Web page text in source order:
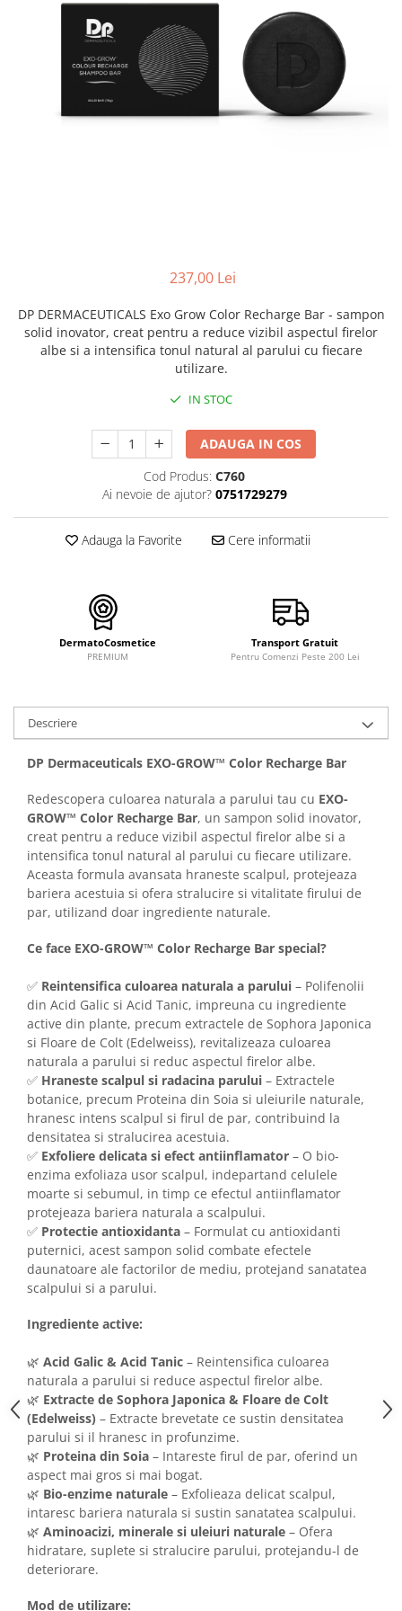
Fond de ten
Iluminare si Contur
INSTITUT ESTHEDERM
TEOXANE
Sensitive
Tricology
SKINBETTER
CLINICCARE
DERMIA SOLUTION
Pure Balance
Colagen & Frumusete
Echilibru & Somn
Imunitate & Vitalitate
Longevitate & Regenerare
Superalimente & Detox
STRATPHARMA
ZO SKIN HEALTH
ANTI-AGING
CURATARE - EXFOLIERE
HIDRATARE
ILUMINARE
INGRIJIREA OCHILOR
INGRIJIREA PIELII CORPULUI
PROTECTIE SOLARA
SETURI / KITURI
Rozacee/ Cuperoza
237,00 Lei
DP DERMACEUTICALS Exo Grow Color Recharge Bar - sampon
solid inovator, creat pentru a reduce vizibil aspectul firelor
albe si a intensifica tonul natural al parului cu fiecare
utilizare.
IN STOC
ADAUGA IN COS
Cod Produs: C760
Ai nevoie de ajutor? 0751729279
Adauga la Favorite Cere informatii
DermatoCosmetice
PREMIUM
Transport Gratuit
Pentru Comenzi Peste 200 Lei
Descriere
DP Dermaceuticals EXO-GROW™ Color Recharge Bar
Redescopera culoarea naturala a parului tau cu EXO-
GROW™ Color Recharge Bar, un sampon solid inovator,
creat pentru a reduce vizibil aspectul firelor albe si a
intensifica tonul natural al parului cu fiecare utilizare.
Aceasta formula avansata hraneste scalpul, protejeaza
bariera acestuia si ofera stralucire si vitalitate firului de
par, utilizand doar ingrediente naturale.
Ce face EXO-GROW™ Color Recharge Bar special?
✅ Reintensifica culoarea naturala a parului – Polifenolii
din Acid Galic si Acid Tanic, impreuna cu ingrediente
active din plante, precum extractele de Sophora Japonica
si Floare de Colt (Edelweiss), revitalizeaza culoarea
naturala a parului si reduc aspectul firelor albe.
✅ Hraneste scalpul si radacina parului – Extractele
botanice, precum Proteina din Soia si uleiurile naturale,
hranesc intens scalpul si firul de par, contribuind la
densitatea si stralucirea acestuia.
✅ Exfoliere delicata si efect antiinflamator – O bio-
enzima exfoliaza usor scalpul, indepartand celulele
moarte si sebumul, in timp ce efectul antiinflamator
protejeaza bariera naturala a scalpului.
✅ Protectie antioxidanta – Formulat cu antioxidanti
puternici, acest sampon solid combate efectele
daunatoare ale factorilor de mediu, protejand sanatatea
scalpului si a parului.
Ingrediente active:
🌿 Acid Galic & Acid Tanic – Reintensifica culoarea
naturala a parului si reduce aspectul firelor albe.
🌿 Extracte de Sophora Japonica & Floare de Colt
(Edelweiss) – Extracte brevetate ce sustin densitatea
parului si il hranesc in profunzime.
🌿 Proteina din Soia – Intareste firul de par, oferind un
aspect mai gros si mai bogat.
🌿 Bio-enzime naturale – Exfolieaza delicat scalpul,
intaresc bariera naturala si sustin sanatatea scalpului.
🌿 Aminoacizi, minerale si uleiuri naturale – Ofera
hidratare, suplete si stralucire parului, protejandu-l de
deteriorare.
Mod de utilizare: